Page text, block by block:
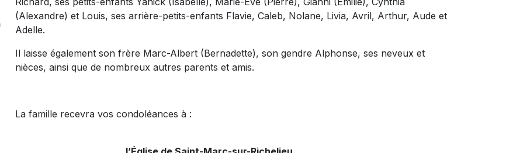
(Alexandre) et Louis, ses arrière-petits-enfants Flavie, Caleb, Nolane, Livia, Avril, Arthur, Aude et
Adelle.
Il laisse également son frère Marc-Albert (Bernadette), son gendre Alphonse, ses neveux et
nièces, ainsi que de nombreux autres parents et amis.
La famille recevra vos condoléances à :